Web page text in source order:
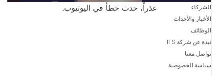
عذراً، حدث خطأ في اليوتيوب.
الشركاء
الأخبار والأحداث
الوظائف
نبذة عن شركة ITS
تواصل معنا
سياسة الخصوصية